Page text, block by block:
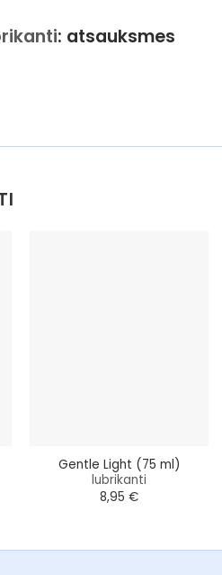
: atsauksmes
Gentle Light (75 ml)
lubrikanti
8,95 €